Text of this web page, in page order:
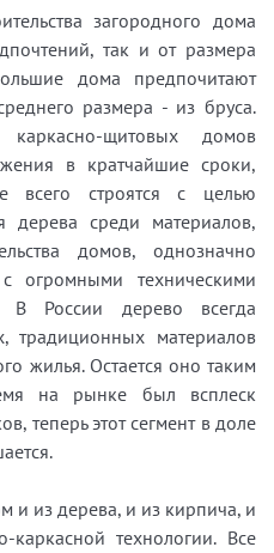
загородного дома
так и от размера
дома предпочитают
размера - из бруса.
каркасно-щитовых домов
в кратчайшие сроки,
всего строятся с целью
среди материалов,
домов, однозначно
огромными техническими
В России дерево всегда
традиционных материалов
жилья. Остается оно таким
на рынке был всплеск
теперь этот сегмент в доле
и из дерева, и из кирпича, и
каркасной технологии. Все